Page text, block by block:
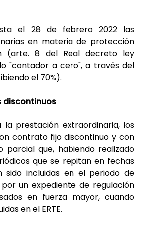
el 28 de febrero 2022 las
en materia de protección
(arte. 8 del Real decreto ley
"contador a cero", a través del
el 70%).
discontinuos
la prestación extraordinaria, los
contrato fijo discontinuo y con
que, habiendo realizado
que se repitan en fechas
sido incluidas en el periodo de
un expediente de regulación
en fuerza mayor, cuando
en el ERTE.